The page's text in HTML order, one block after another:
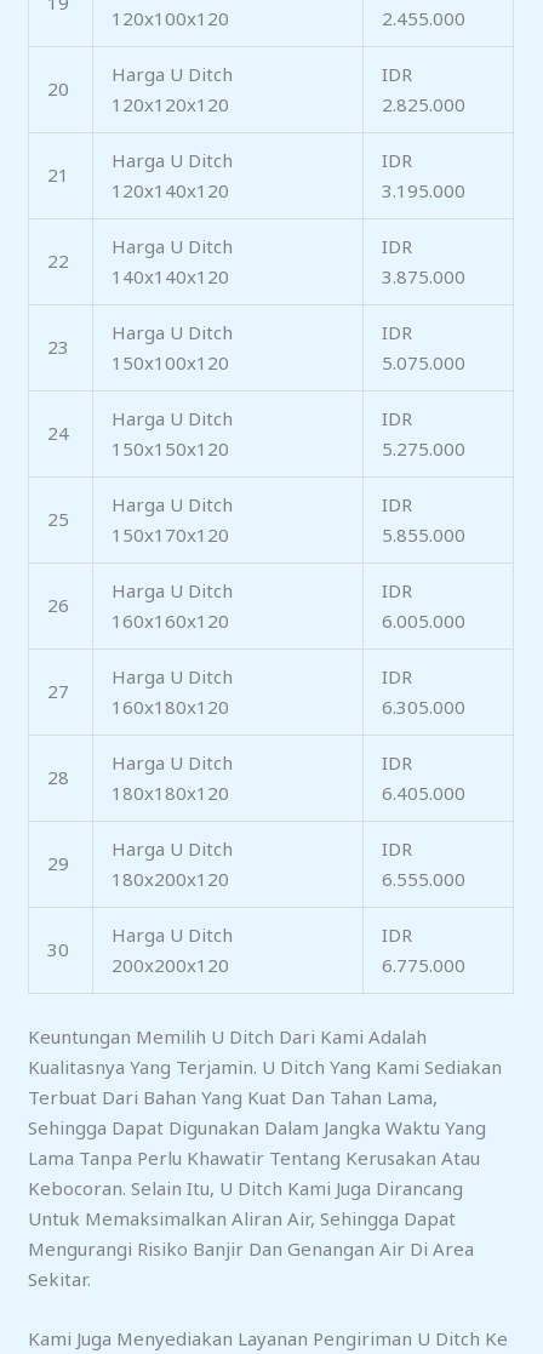
120x100x120
2.455.000
20
Harga U Ditch
120x120x120
IDR
2.825.000
21
Harga U Ditch
120x140x120
IDR
3.195.000
22
Harga U Ditch
140x140x120
IDR
3.875.000
23
Harga U Ditch
150x100x120
IDR
5.075.000
24
Harga U Ditch
150x150x120
IDR
5.275.000
25
Harga U Ditch
150x170x120
IDR
5.855.000
26
Harga U Ditch
160x160x120
IDR
6.005.000
27
Harga U Ditch
160x180x120
IDR
6.305.000
28
Harga U Ditch
180x180x120
IDR
6.405.000
29
Harga U Ditch
180x200x120
IDR
6.555.000
30
Harga U Ditch
200x200x120
IDR
6.775.000
Keuntungan Memilih U Ditch Dari Kami Adalah
Kualitasnya Yang Terjamin. U Ditch Yang Kami Sediakan
Terbuat Dari Bahan Yang Kuat Dan Tahan Lama,
Sehingga Dapat Digunakan Dalam Jangka Waktu Yang
Lama Tanpa Perlu Khawatir Tentang Kerusakan Atau
Kebocoran. Selain Itu, U Ditch Kami Juga Dirancang
Untuk Memaksimalkan Aliran Air, Sehingga Dapat
Mengurangi Risiko Banjir Dan Genangan Air Di Area
Sekitar.
Kami Juga Menyediakan Layanan Pengiriman U Ditch Ke